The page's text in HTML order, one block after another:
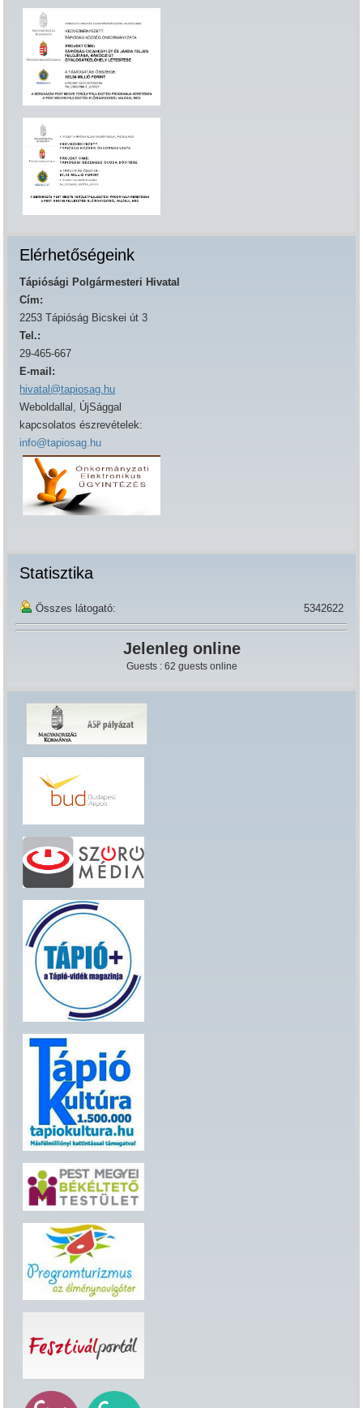
Elérhetőségeink
Tápiósági Polgármesteri Hivatal
Cím:
2253 Tápióság Bicskei út 3
Tel.:
29-465-667
E-mail:
hivatal@tapiosag.hu
Weboldallal, ÚjSággal
kapcsolatos észrevételek:
info@tapiosag.hu
Statisztika
Összes látogató: 5342622
Jelenleg online
Guests : 62 guests online